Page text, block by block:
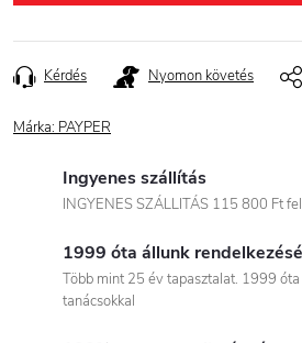
Kérdés Nyomon követés
Márka: PAYPER
Ingyenes szállítás
INGYENES SZÁLLITÁS 115 800 Ft
1999 óta állunk
Több mint 25 év tapasztalat. 1999
tanácsokkal